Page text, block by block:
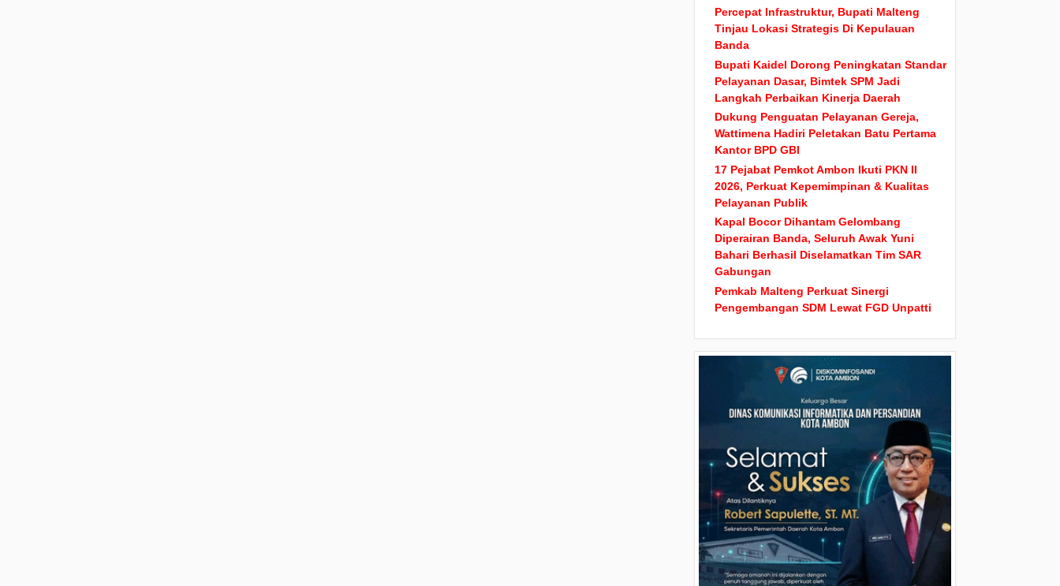
Percepat Infrastruktur, Bupati Malteng
Tinjau Lokasi Strategis Di Kepulauan
Banda
Bupati Kaidel Dorong Peningkatan Standar
Pelayanan Dasar, Bimtek SPM Jadi
Langkah Perbaikan Kinerja Daerah
Dukung Penguatan Pelayanan Gereja,
Wattimena Hadiri Peletakan Batu Pertama
Kantor BPD GBI
17 Pejabat Pemkot Ambon Ikuti PKN II
2026, Perkuat Kepemimpinan & Kualitas
Pelayanan Publik
Kapal Bocor Dihantam Gelombang
Diperairan Banda, Seluruh Awak Yuni
Bahari Berhasil Diselamatkan Tim SAR
Gabungan
Pemkab Malteng Perkuat Sinergi
Pengembangan SDM Lewat FGD Unpatti